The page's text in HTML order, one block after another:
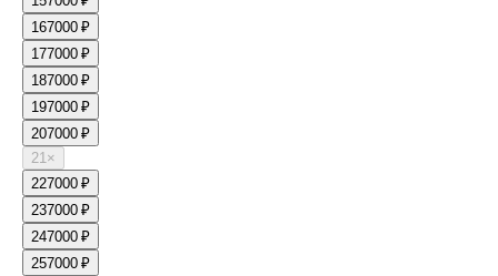
167000 ₽
177000 ₽
187000 ₽
197000 ₽
207000 ₽
21×
227000 ₽
237000 ₽
247000 ₽
257000 ₽